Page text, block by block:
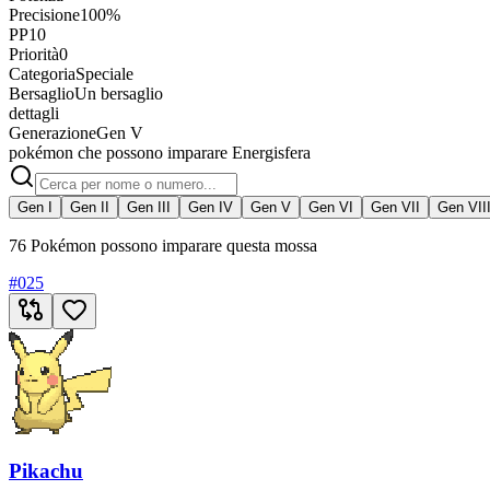
Precisione100%
PP10
Priorità0
CategoriaSpeciale
BersaglioUn bersaglio
dettagli
GenerazioneGen V
pokémon che possono imparare Energisfera
Gen I Gen II Gen III Gen IV Gen V Gen VI Gen VII Gen VIII
76 Pokémon possono imparare questa mossa
#025
Pikachu